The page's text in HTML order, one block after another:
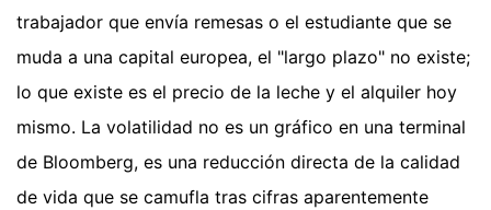
trabajador que envía remesas o el estudiante que se
muda a una capital europea, el "largo plazo" no existe;
lo que existe es el precio de la leche y el alquiler hoy
mismo. La volatilidad no es un gráfico en una terminal
de Bloomberg, es una reducción directa de la calidad
de vida que se camufla tras cifras aparentemente